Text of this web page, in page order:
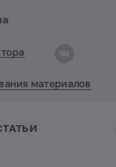
материалов